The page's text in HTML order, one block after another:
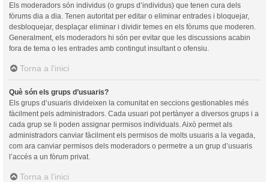
Els moderadors són individus (o grups d’individus) que tenen cura dels
fòrums dia a dia. Tenen autoritat per editar o eliminar entrades i bloquejar,
desbloquejar, desplaçar eliminar i dividir temes en els fòrums que moderen.
Generalment, els moderadors hi són per evitar que les discussions acabin
fora de tema o les entrades amb contingut insultant o ofensiu.
Torna a l’inici
Què són els grups d’usuaris?
Els grups d’usuaris divideixen la comunitat en seccions gestionables més
fàcilment pels administradors. Cada usuari pot pertànyer a diversos grups i a
cada grup se li poden assignar permisos individuals. Això permet als
administradors canviar fàcilment els permisos de molts usuaris a la vegada,
com ara canviar permisos dels moderadors o permetre a un grup d’usuaris
l’accés a un fòrum privat.
Torna a l’inici